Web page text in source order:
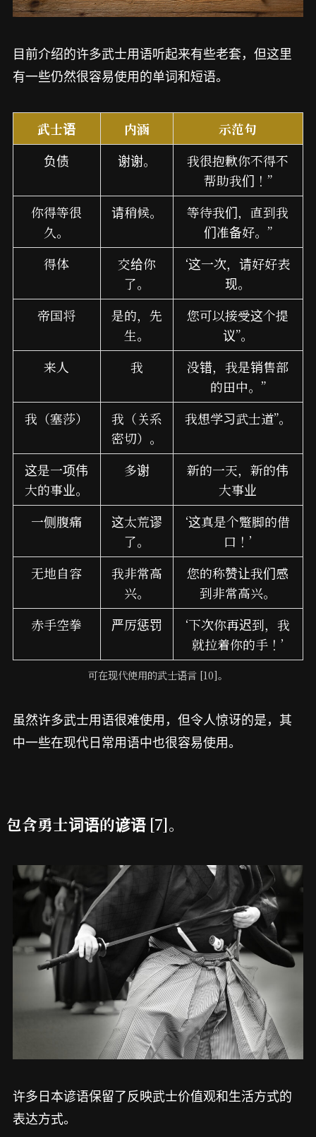
目前介绍的许多武士用语听起来有些老套，但这里
有一些仍然很容易使用的单词和短语。
武士语 内涵
示范句
负债
谢谢。
我很抱歉你不得不
帮助我们！”
你得等很
久。
请稍候。
等待我们，直到我
们准备好。”
得体
交给你
了。
‘这一次，请好好表
现。
帝国将
是的，先
生。
您可以接受这个提
议”。
来人
我
没错，我是销售部
的田中。”
我（塞莎）
我（关系
密切）。
我想学习武士道”。
这是一项伟
大的事业。
多谢
新的一天，新的伟
大事业
一侧腹痛
这太荒谬
了。
‘这真是个蹩脚的借
口！’
无地自容
我非常高
兴。
您的称赞让我们感
到非常高兴。
赤手空拳
严厉惩罚
‘下次你再迟到，我
就拉着你的手！’
可在现代使用的武士语言 [10]。
虽然许多武士用语很难使用，但令人惊讶的是，其
中一些在现代日常用语中也很容易使用。
包含勇士词语的谚语 [7]。
许多日本谚语保留了反映武士价值观和生活方式的
表达方式。